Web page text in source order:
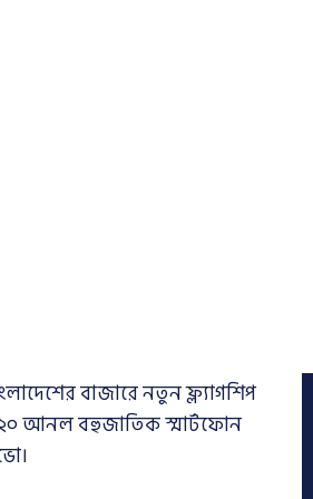
বাজারে নতুন ফ্ল্যাগশিপ
আনল বহুজাতিক স্মার্টফোন